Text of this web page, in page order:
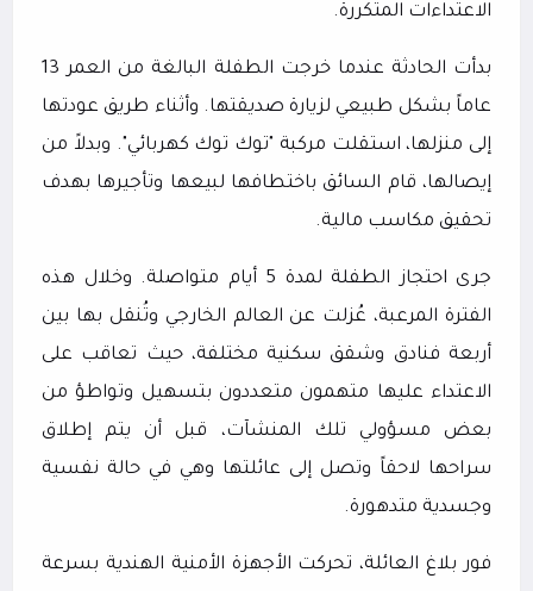
الاعتداءات المتكررة.
بدأت الحادثة عندما خرجت الطفلة البالغة من العمر 13
عاماً بشكل طبيعي لزيارة صديقتها. وأثناء طريق عودتها
إلى منزلها، استقلت مركبة "توك توك كهربائي". وبدلاً من
إيصالها، قام السائق باختطافها لبيعها وتأجيرها بهدف
تحقيق مكاسب مالية.
جرى احتجاز الطفلة لمدة 5 أيام متواصلة. وخلال هذه
الفترة المرعبة، عُزلت عن العالم الخارجي وتُنقل بها بين
أربعة فنادق وشقق سكنية مختلفة، حيث تعاقب على
الاعتداء عليها متهمون متعددون بتسهيل وتواطؤ من
بعض مسؤولي تلك المنشآت، قبل أن يتم إطلاق
سراحها لاحقاً وتصل إلى عائلتها وهي في حالة نفسية
وجسدية متدهورة.
فور بلاغ العائلة، تحركت الأجهزة الأمنية الهندية بسرعة